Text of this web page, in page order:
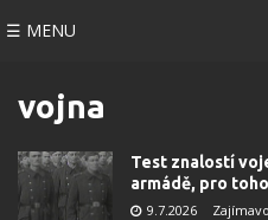
☰ MENU
vojna
Test znalostí
armádě, pro
9.7.2026